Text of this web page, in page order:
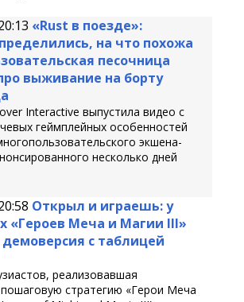
«Rust в поезде»:
на что похожа
песочница
выживание на борту
Interactive выпустила видео с
геймплейных особенностей
экшена-
несколько дней
Открыл и играешь: у
«Героев Меча и Магии III»
с таблицей
реализовавшая
стратегию «Герои Меча